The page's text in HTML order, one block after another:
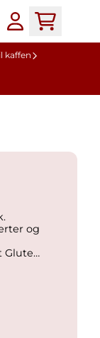
kaffen
og